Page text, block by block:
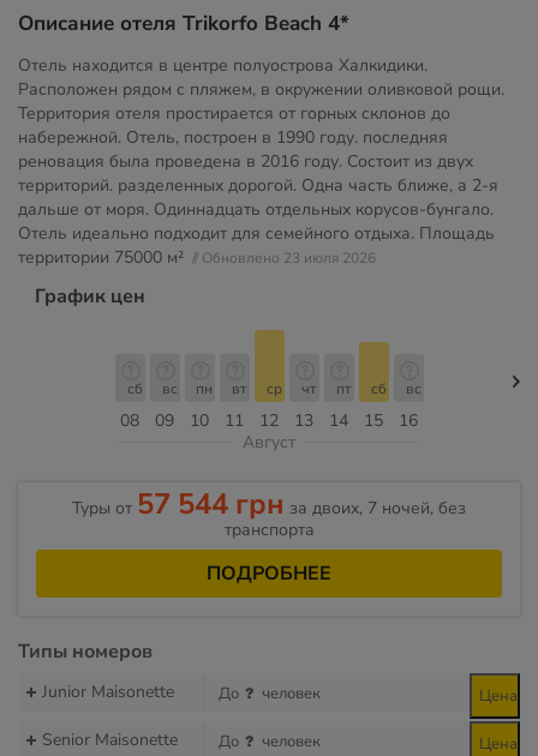
Описание отеля Trikorfo Beach 4*
Отель находится в центре полуострова Халкидики.
Расположен рядом с пляжем, в окружении оливковой рощи.
Территория отеля простирается от горных склонов до
набережной. Отель, построен в 1990 году. последняя
реновация была проведена в 2016 году. Состоит из двух
территорий. разделенных дорогой. Одна часть ближе, а 2-я
дальше от моря. Одиннадцать отдельных корусов-бунгало.
Отель идеально подходит для семейного отдыха. Площадь
территории 75000 м² // Обновлено 23 июля 2026
График цен
08
сб
09
вс
10
пн
11
вт
12
ср
13
чт
14
пт
15
сб
16
вс
Август
Туры от 57 544 грн за двоих, 7 ночей, без
транспорта
ПОДРОБНЕЕ
Типы номеров
Junior Maisonette До человек Цена
Senior Maisonette До человек Цена